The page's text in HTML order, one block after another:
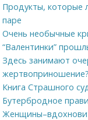
Продукты, которые
паре
Очень необычные
“Валентинки”
Здесь занимают
жертвоприношение?
Книга Страшного
Бутербродное